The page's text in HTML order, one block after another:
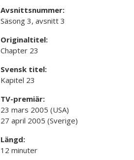
Avsnittsnummer:
Säsong 3, avsnitt 3
Originaltitel:
Chapter 23
Svensk titel:
Kapitel 23
TV-premiär:
23 mars 2005 (USA)
27 april 2005 (Sverige)
Längd:
12 minuter